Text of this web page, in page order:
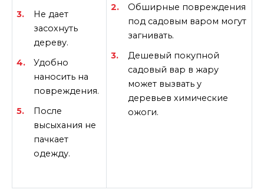
Не дает
засохнуть
дереву.
Удобно
наносить на
повреждения.
После
высыхания не
пачкает
одежду.
Обширные повреждения
под садовым варом могут
загнивать.
Дешевый покупной
садовый вар в жару
может вызвать у
деревьев химические
ожоги.